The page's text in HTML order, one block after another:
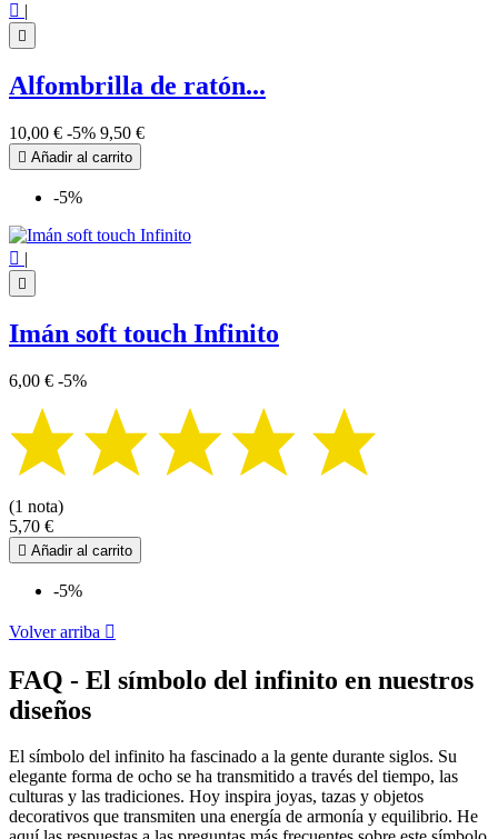
 |

Alfombrilla de ratón...
10,00 € -5% 9,50 €
 Añadir al carrito
-5%
 |

Imán soft touch Infinito
6,00 € -5%
(1 nota)
5,70 €
 Añadir al carrito
-5%
Volver arriba 
FAQ - El símbolo del infinito en nuestros
diseños
El símbolo del infinito ha fascinado a la gente durante siglos. Su
elegante forma de ocho se ha transmitido a través del tiempo, las
culturas y las tradiciones. Hoy inspira joyas, tazas y objetos
decorativos que transmiten una energía de armonía y equilibrio. He